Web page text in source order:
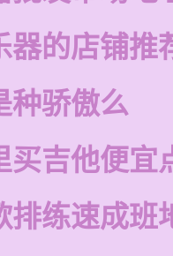
器的店铺推
种骄傲么
买吉他便宜
排练速成班